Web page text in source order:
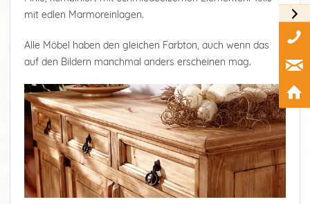
mit edlen Marmoreinlagen.
Alle Möbel haben den gleichen Farbton, auch wenn das
auf den Bildern manchmal anders erscheinen mag.